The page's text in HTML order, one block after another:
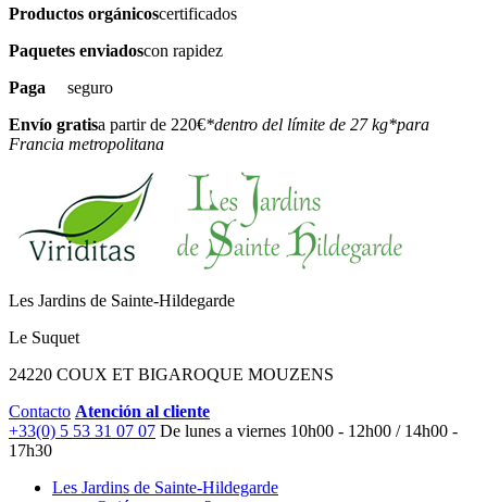
Productos orgánicoscertificados
Paquetes enviadoscon rapidez
Paga seguro
Envío gratisa partir de 220€*dentro del límite de 27 kg*para
Francia metropolitana
Les Jardins de Sainte-Hildegarde
Le Suquet
24220 COUX ET BIGAROQUE MOUZENS
Contacto Atención al cliente
+33(0) 5 53 31 07 07 De lunes a viernes 10h00 - 12h00 / 14h00 -
17h30
Les Jardins de Sainte-Hildegarde